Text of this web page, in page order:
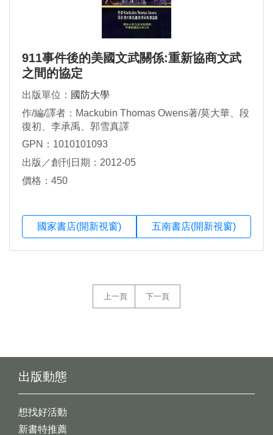
911事件後的美國文武關係:重新協商文武
之間的協定
出版單位： 國防大學
作/編/譯者：Mackubin Thomas Owens著/莫大華、段
復初、李承禹、郭雪真譯
GPN：1010101093
出版／創刊日期：2012-05
價格：450
國家書店(開新視窗) 五南書店(開新視窗)
上一頁 下一頁
出版動態
想找好活動
新書特推薦